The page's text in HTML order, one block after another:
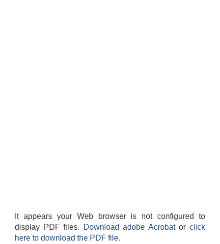
It appears your Web browser is not configured to
display PDF files.
Download adobe Acrobatorclick
here to download the PDF file.